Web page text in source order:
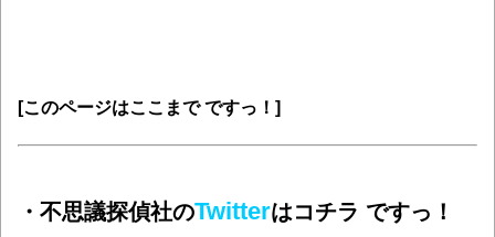
[このページはここまで ですっ！]
・不思議探偵社のTwitterはコチラ ですっ！